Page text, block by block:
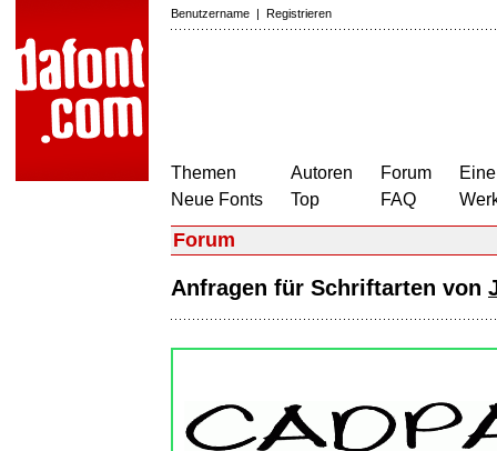
Benutzername | Registrieren
Themen
Neue Fonts
Autoren
Top
Forum
FAQ
Forum
Anfragen für Schriftarten von